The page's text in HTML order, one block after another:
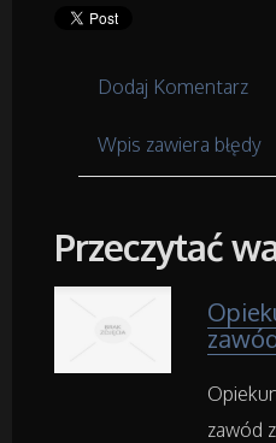
Elektronika,
Art. Dla
Dodaj Komentarz
Wpis zawiera błędy
Przeczytać
zawód